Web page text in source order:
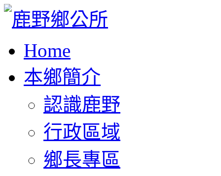
Home
本鄉簡介
認識鹿野
行政區域
鄉長專區